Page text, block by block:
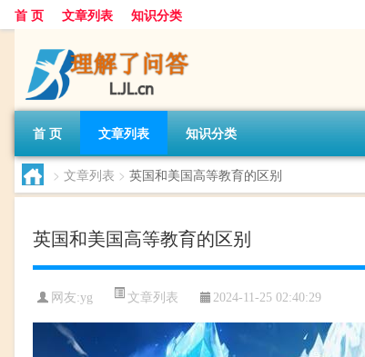
首 页 文章列表 知识分类
首 页 文章列表 知识分类
> 文章列表 > 英国和美国高等教育的区别
英国和美国高等教育的区别
网友:yg 文章列表 2024-11-25 02:40:29